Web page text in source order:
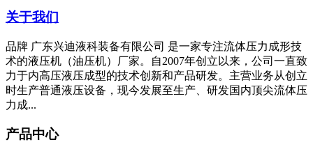
关于我们
品牌 广东兴迪液科装备有限公司 是一家专注流体压力成形技
术的液压机（油压机）厂家。自2007年创立以来，公司一直致
力于内高压液压成型的技术创新和产品研发。主营业务从创立
时生产普通液压设备，现今发展至生产、研发国内顶尖流体压
力成...
产品中心